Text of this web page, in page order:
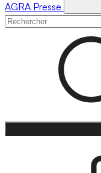
AGRA Presse